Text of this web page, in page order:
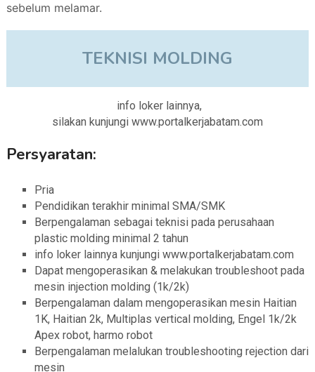
sebelum melamar.
TEKNISI MOLDING
info loker lainnya,
silakan kunjungi www.portalkerjabatam.com
Persyaratan:
Pria
Pendidikan terakhir minimal SMA/SMK
Berpengalaman sebagai teknisi pada perusahaan
plastic molding minimal 2 tahun
info loker lainnya kunjungi www.portalkerjabatam.com
Dapat mengoperasikan & melakukan troubleshoot pada
mesin injection molding (1k/2k)
Berpengalaman dalam mengoperasikan mesin Haitian
1K, Haitian 2k, Multiplas vertical molding, Engel 1k/2k
Apex robot, harmo robot
Berpengalaman melalukan troubleshooting rejection dari
mesin